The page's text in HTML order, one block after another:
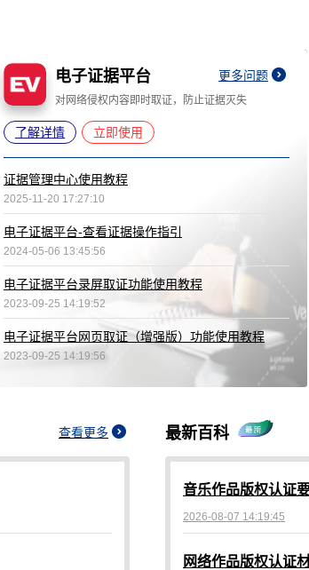
电子证据平台 更多问题
对网络侵权内容即时取证，防止证据灭失
了解详情 立即使用
证据管理中心使用教程
2025-11-20 17:27:10
电子证据平台-查看证据操作指引
2024-05-06 13:45:56
电子证据平台录屏取证功能使用教程
2023-09-25 14:19:52
电子证据平台网页取证（增强版）功能使用教程
2023-09-25 14:19:56
查看更多 最新百科
音乐作品版权认证
2026-08-07 14:19:45